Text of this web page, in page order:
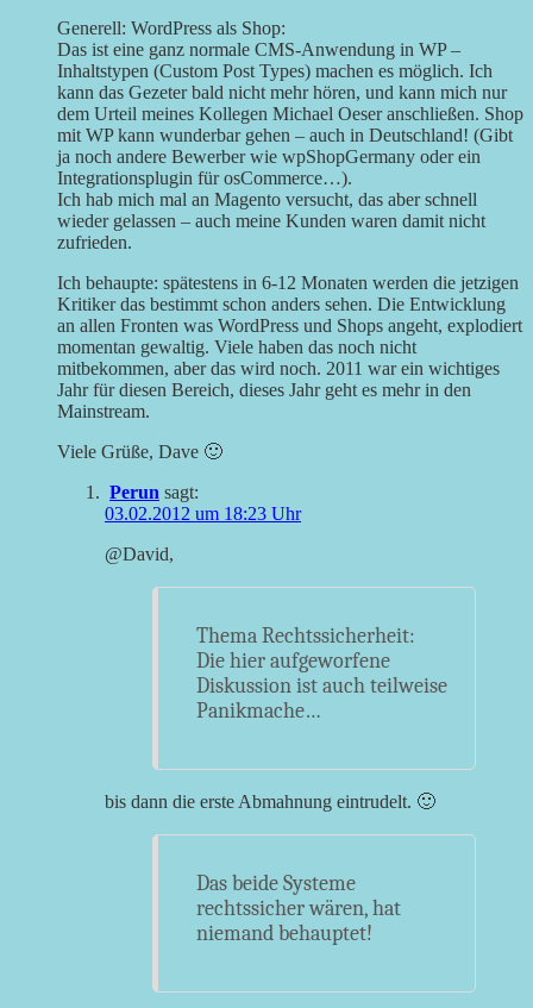
Generell: WordPress als Shop:
Das ist eine ganz normale CMS-Anwendung in WP –
Inhaltstypen (Custom Post Types) machen es möglich. Ich
kann das Gezeter bald nicht mehr hören, und kann mich nur
dem Urteil meines Kollegen Michael Oeser anschließen. Shop
mit WP kann wunderbar gehen – auch in Deutschland! (Gibt
ja noch andere Bewerber wie wpShopGermany oder ein
Integrationsplugin für osCommerce…).
Ich hab mich mal an Magento versucht, das aber schnell
wieder gelassen – auch meine Kunden waren damit nicht
zufrieden.
Ich behaupte: spätestens in 6-12 Monaten werden die jetzigen
Kritiker das bestimmt schon anders sehen. Die Entwicklung
an allen Fronten was WordPress und Shops angeht, explodiert
momentan gewaltig. Viele haben das noch nicht
mitbekommen, aber das wird noch. 2011 war ein wichtiges
Jahr für diesen Bereich, dieses Jahr geht es mehr in den
Mainstream.
Viele Grüße, Dave 🙂
Perun sagt:
03.02.2012 um 18:23 Uhr
@David,
Thema Rechtssicherheit:
Die hier aufgeworfene
Diskussion ist auch teilweise
Panikmache…
bis dann die erste Abmahnung eintrudelt. 🙂
Das beide Systeme
rechtssicher wären, hat
niemand behauptet!